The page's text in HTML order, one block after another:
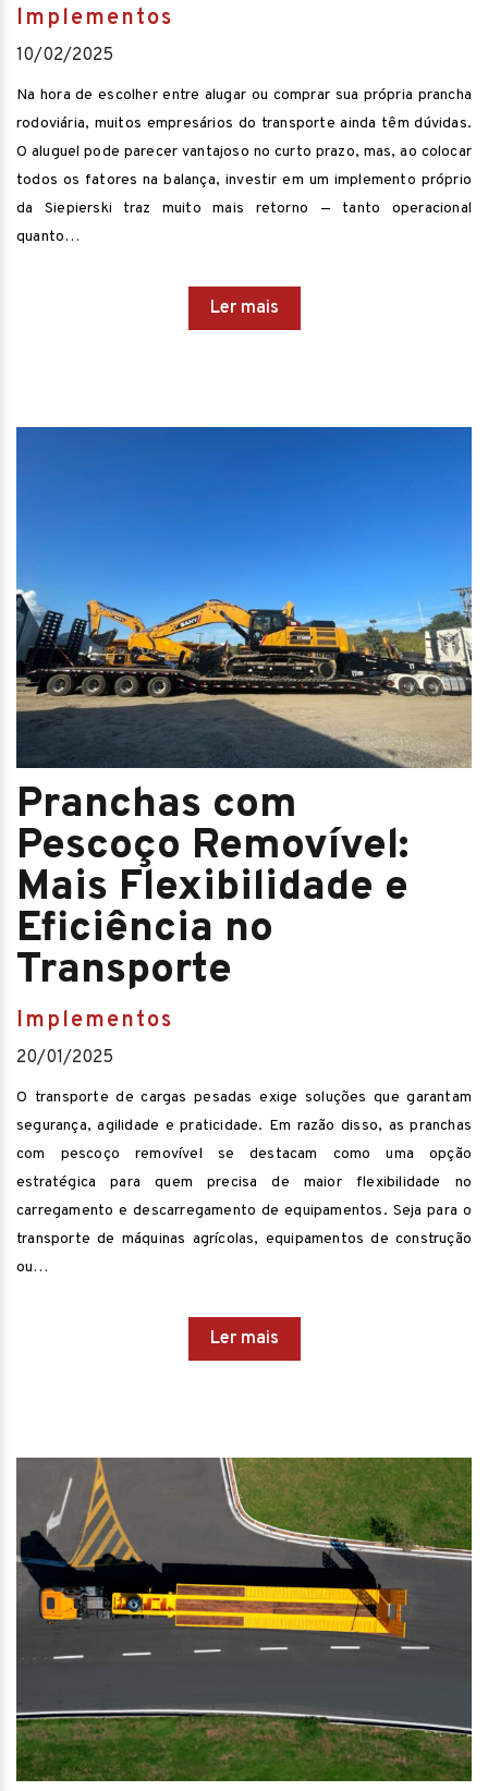
Implementos
10/02/2025
Na hora de escolher entre alugar ou comprar sua própria prancha
rodoviária, muitos empresários do transporte ainda têm dúvidas.
O aluguel pode parecer vantajoso no curto prazo, mas, ao colocar
todos os fatores na balança, investir em um implemento próprio
da Siepierski traz muito mais retorno — tanto operacional
quanto…
Ler mais
Pranchas com
Pescoço Removível:
Mais Flexibilidade e
Eficiência no
Transporte
Implementos
20/01/2025
O transporte de cargas pesadas exige soluções que garantam
segurança, agilidade e praticidade. Em razão disso, as pranchas
com pescoço removível se destacam como uma opção
estratégica para quem precisa de maior flexibilidade no
carregamento e descarregamento de equipamentos. Seja para o
transporte de máquinas agrícolas, equipamentos de construção
ou…
Ler mais